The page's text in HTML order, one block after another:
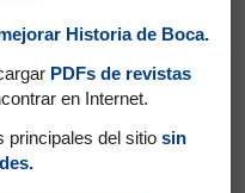
Historia de Boca.
PDFs de revistas
en Internet.
principales del sitio sin